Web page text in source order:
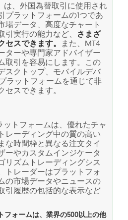
は、外国為替取引に使用され
プラットフォームの1つであ
場データ、高度なチャート
実行の能力など、 さまざ
セスできます。
また、MT4
ターや専門家アドバイザー
取引を容易にします。この
スクトップ、モバイルデバ
ラットフォームを通じて非
スできます。
ットフォームは、優れたチャ
レーディング中の質の高い
な時間枠と異なる注文タイ
ーやカスタムインジケータ
リズムトレーディングシス
トレーダーはプラットフォ
の市場データやニュースの
引履歴の包括的な表示など
フォームは、業界の500以上の他